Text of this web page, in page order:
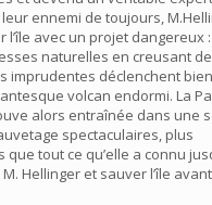
ennemi de toujours,
l’île avec un projet dangereux :
naturelles en creusant
imprudentes déclenchent
volcan endormi. La
alors entraînée dans une
spectaculaires, plus
tout ce qu’elle a connu
Hellinger et sauver l’île avant